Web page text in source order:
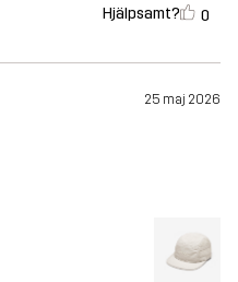
Hjälpsamt? 0
25 maj 2026